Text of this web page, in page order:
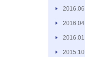
2016.06
2016.04
2016.01
2015.10